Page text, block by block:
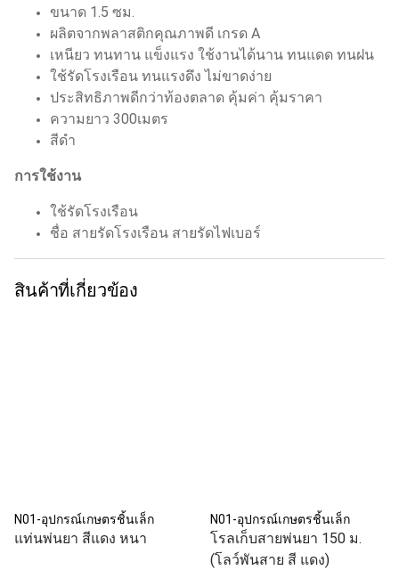
ขนาด 1.5 ซม.
ผลิตจากพลาสติกคุณภาพดี เกรด A
เหนียว ทนทาน แข็งแรง ใช้งานได้นาน ทนแดด ทนฝน
ใช้รัดโรงเรือน ทนแรงดึง ไม่ขาดง่าย
ประสิทธิภาพดีกว่าท้องตลาด คุ้มค่า คุ้มราคา
ความยาว 300เมตร
สีดำ
การใช้งาน
ใช้รัดโรงเรือน
ชื่อ สายรัดโรงเรือน สายรัดไฟเบอร์
สินค้าที่เกี่ยวข้อง
N01-อุปกรณ์เกษตรชิ้นเล็ก
แท่นพ่นยา สีแดง หนา
N01-อุปกรณ์เกษตรชิ้นเล็ก
โรลเก็บสายพ่นยา 150 ม.
(โลว์พันสาย สี แดง)